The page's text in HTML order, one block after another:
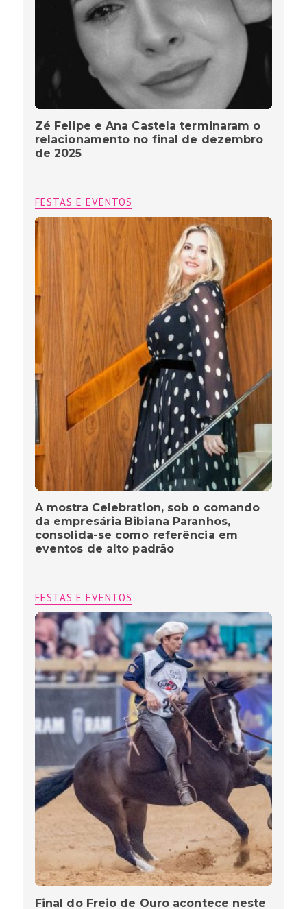
Zé Felipe e Ana Castela terminaram o
relacionamento no final de dezembro
de 2025
FESTAS E EVENTOS
A mostra Celebration, sob o comando
da empresária Bibiana Paranhos,
consolida-se como referência em
eventos de alto padrão
FESTAS E EVENTOS
Final do Freio de Ouro acontece neste